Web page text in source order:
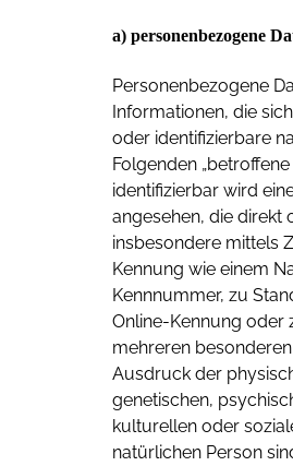
a) personenbezogene
Personenbezogene
Informationen, die
oder identifizierbare
Folgenden
identifizierbar wird
angesehen, die direkt
insbesondere mittels
Kennung wie einem
Kennnummer, zu
Online-Kennung oder
mehreren
Ausdruck der
genetischen,
kulturellen oder
natürlichen Person